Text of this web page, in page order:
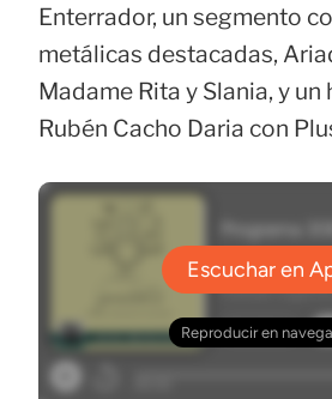
Enterrador, un segmento
metálicas destacadas,
Madame Rita y Slania, y un
Rubén Cacho Daria con